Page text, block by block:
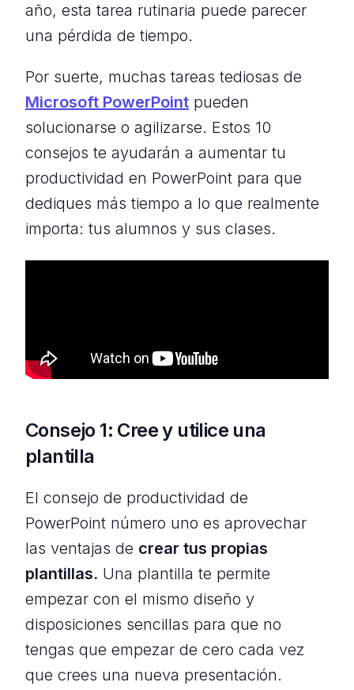
año, esta tarea rutinaria puede parecer
una pérdida de tiempo.
Por suerte, muchas tareas tediosas de
Microsoft PowerPoint pueden
solucionarse o agilizarse. Estos 10
consejos te ayudarán a aumentar tu
productividad en PowerPoint para que
dediques más tiempo a lo que realmente
importa: tus alumnos y sus clases.
Consejo 1: Cree y utilice una
plantilla
El consejo de productividad de
PowerPoint número uno es aprovechar
las ventajas de crear tus propias
plantillas. Una plantilla te permite
empezar con el mismo diseño y
disposiciones sencillas para que no
tengas que empezar de cero cada vez
que crees una nueva presentación.